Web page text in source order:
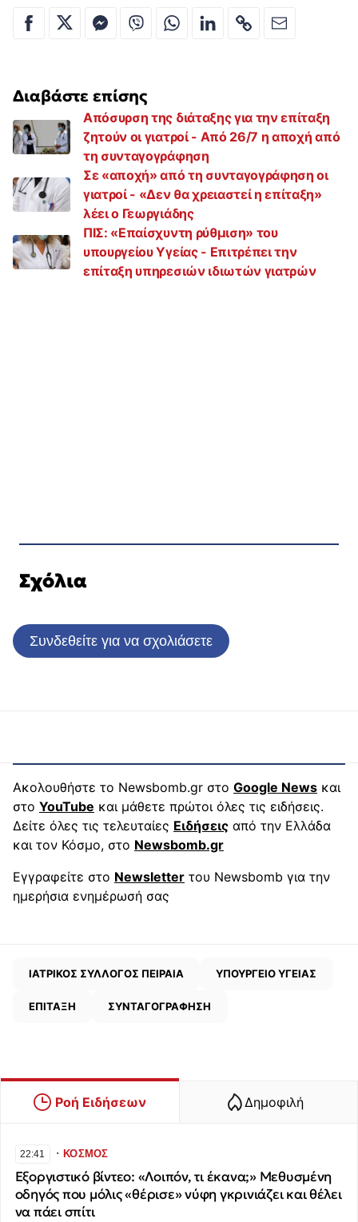
Διαβάστε επίσης
Απόσυρση της διάταξης για την επίταξη
ζητούν οι γιατροί - Από 26/7 η αποχή από
τη συνταγογράφηση
Σε «αποχή» από τη συνταγογράφηση οι
γιατροί - «Δεν θα χρειαστεί η επίταξη»
λέει ο Γεωργιάδης
ΠΙΣ: «Επαίσχυντη ρύθμιση» του
υπουργείου Υγείας - Επιτρέπει την
επίταξη υπηρεσιών ιδιωτών γιατρών
Σχόλια
Συνδεθείτε για να σχολιάσετε
Ακολουθήστε το Newsbomb.gr στο Google News και
στο YouTube και μάθετε πρώτοι όλες τις ειδήσεις.
Δείτε όλες τις τελευταίες Ειδήσεις από την Ελλάδα
και τον Κόσμο, στο Newsbomb.gr
Εγγραφείτε στο Newsletter του Newsbomb για την
ημερήσια ενημέρωσή σας
ΙΑΤΡΙΚΟΣ ΣΥΛΛΟΓΟΣ ΠΕΙΡΑΙΑ ΥΠΟΥΡΓΕΙΟ ΥΓΕΙΑΣ
ΕΠΙΤΑΞΗ ΣΥΝΤΑΓΟΓΡΑΦΗΣΗ
Ροή Ειδήσεων Δημοφιλή
22:41 ∙ΚΟΣΜΟΣ
Εξοργιστικό βίντεο: «Λοιπόν, τι έκανα;» Μεθυσμένη
οδηγός που μόλις «θέρισε» νύφη γκρινιάζει και θέλει
να πάει σπίτι